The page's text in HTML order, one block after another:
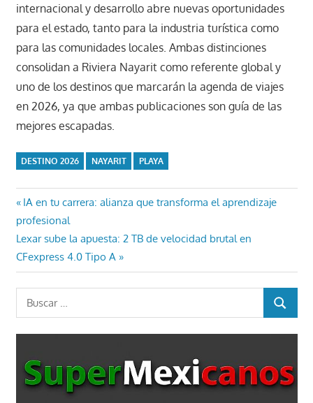
internacional y desarrollo abre nuevas oportunidades
para el estado, tanto para la industria turística como
para las comunidades locales. Ambas distinciones
consolidan a Riviera Nayarit como referente global y
uno de los destinos que marcarán la agenda de viajes
en 2026, ya que ambas publicaciones son guía de las
mejores escapadas.
DESTINO 2026 NAYARIT PLAYA
Navegación
de
entradas
Entrada
anterior:
IA en tu carrera: alianza que transforma el aprendizaje
profesional
Entrada
siguiente:
Lexar sube la apuesta: 2 TB de velocidad brutal en
CFexpress 4.0 Tipo A
Buscar:
BUSCAR